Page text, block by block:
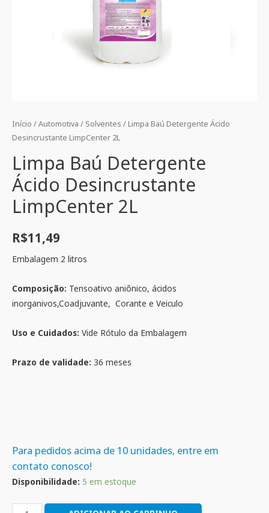
Início /Automotiva / Solventes / Limpa Baú Detergente Ácido
Desincrustante LimpCenter 2L
Limpa Baú Detergente
Ácido Desincrustante
LimpCenter 2L
R$11,49
Embalagem 2 litros
Composição: Tensoativo aniônico, ácidos
inorganivos,Coadjuvante, Corante e Veiculo
Uso e Cuidados: Vide Rótulo da Embalagem
Prazo de validade: 36 meses
Para pedidos acima de 10 unidades, entre em
contato conosco!
Disponibilidade: 5 em estoque